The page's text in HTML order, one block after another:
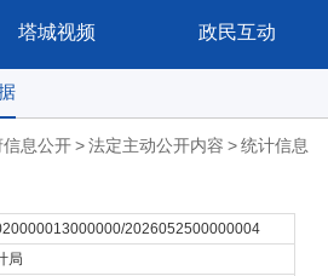
塔城视频 政民互动
信息公开>法定主动公开内容 >统计信息
2026052500000004
局